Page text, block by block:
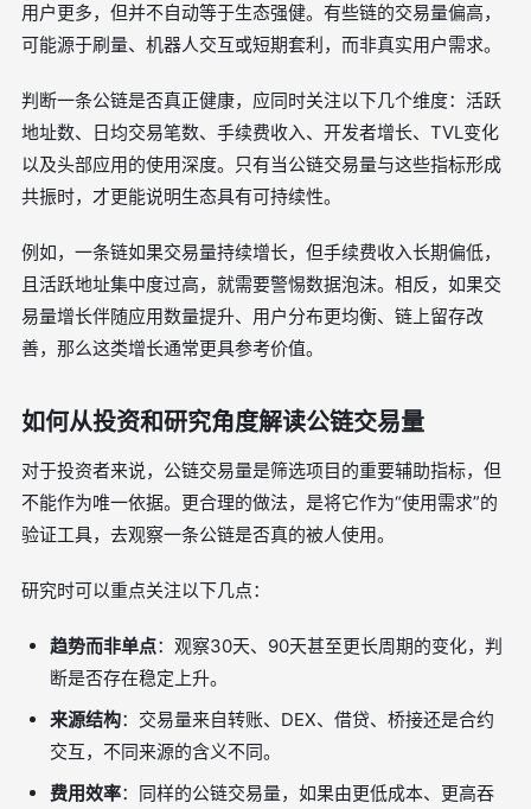
用户更多，但并不自动等于生态强健。有些链的交易量偏高，
可能源于刷量、机器人交互或短期套利，而非真实用户需求。
判断一条公链是否真正健康，应同时关注以下几个维度：活跃
地址数、日均交易笔数、手续费收入、开发者增长、TVL变化
以及头部应用的使用深度。只有当公链交易量与这些指标形成
共振时，才更能说明生态具有可持续性。
例如，一条链如果交易量持续增长，但手续费收入长期偏低，
且活跃地址集中度过高，就需要警惕数据泡沫。相反，如果交
易量增长伴随应用数量提升、用户分布更均衡、链上留存改
善，那么这类增长通常更具参考价值。
如何从投资和研究角度解读公链交易量
对于投资者来说，公链交易量是筛选项目的重要辅助指标，但
不能作为唯一依据。更合理的做法，是将它作为“使用需求”的
验证工具，去观察一条公链是否真的被人使用。
研究时可以重点关注以下几点：
趋势而非单点：观察30天、90天甚至更长周期的变化，判
断是否存在稳定上升。
来源结构：交易量来自转账、DEX、借贷、桥接还是合约
交互，不同来源的含义不同。
费用效率：同样的公链交易量，如果由更低成本、更高吞